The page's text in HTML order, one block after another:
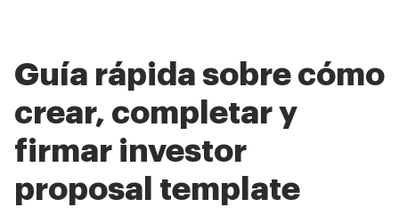
Guía rápida sobre cómo
crear, completar y
firmar investor
proposal template